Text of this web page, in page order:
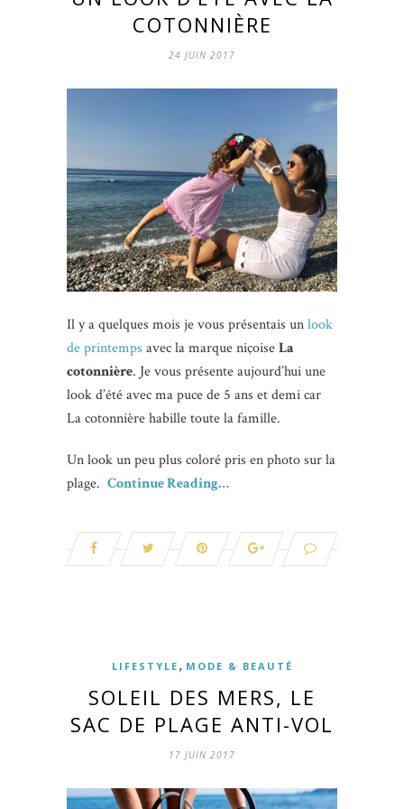
COTONNIÈRE
24 JUIN 2017
Il y a quelques mois je vous présentais unlook
de printemps avec la marque niçoiseLa
cotonnière. Je vous présente aujourd’hui une
look d’été avec ma puce de 5 ans et demi car
La cotonnière habille toute la famille.
Un look un peu plus coloré pris en photo sur la
plage. Continue Reading…
LIFESTYLE , MODE & BEAUTÉ
SOLEIL DES MERS, LE
SAC DE PLAGE ANTI-VOL
17 JUIN 2017